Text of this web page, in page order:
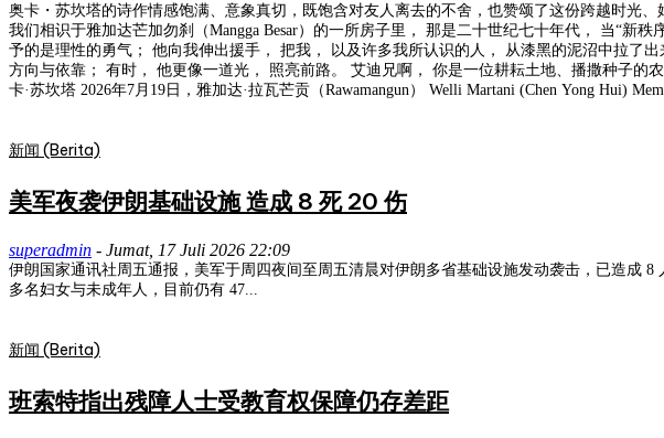
奥卡・苏坎塔的诗作情感饱满、意象真切，既饱含对友人离去的不舍，也赞颂了这份跨越时光、始终如一的真挚友谊，为
我们相识于雅加达芒加勿刹（Mangga Besar）的一所房子里， 那是二十世纪七十年代， 当“新
予的是理性的勇气； 他向我伸出援手， 把我， 以及许多我所认识的人， 从漆黑的泥沼中拉了
方向与依靠； 有时， 他更像一道光， 照亮前路。 艾迪兄啊， 你是一位耕耘土地、播撒种子
卡·苏坎塔 2026年7月19日，雅加达·拉瓦芒贡（Rawamangun） Welli Martani (Chen Yong Hui)
新闻 (Berita)
美军夜袭伊朗基础设施 造成 8 死 20 伤
superadmin - Jumat, 17 Juli 2026 22:09
伊朗国家通讯社周五通报，美军于周四夜间至周五清晨对伊朗多省基础设施发动袭击，已造成 8 人死亡、20 人受伤。 伊朗卫生部表示，本月美军新一轮袭击累计已造成 38 人死
多名妇女与未成年人，目前仍有 47...
新闻 (Berita)
班索特指出残障人士受教育权保障仍存差距